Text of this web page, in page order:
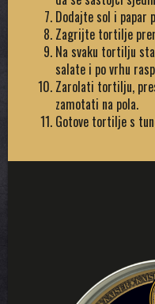
Dodajte sol i papar
Zagrijte tortilje
Na svaku tortilju
salate i po vrhu
Zarolati tortilju,
zamotati na pola.
Gotove tortilje s